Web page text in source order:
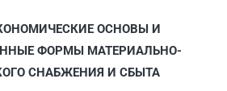
ОСНОВЫ И
ФОРМЫ МАТЕРИАЛЬНО-
СНАБЖЕНИЯ И СБЫТА